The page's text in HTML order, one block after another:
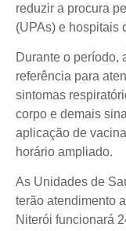
reduzir a procura
(UPAs) e hospitais
Durante o período,
referência para
sintomas
corpo e demais
aplicação de
horário ampliado.
As Unidades de
terão atendimento
Niterói funcionará